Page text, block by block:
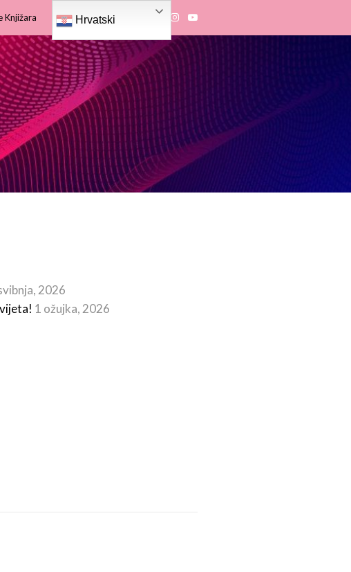
Knjižara Hrvatski
2026
1 ožujka, 2026